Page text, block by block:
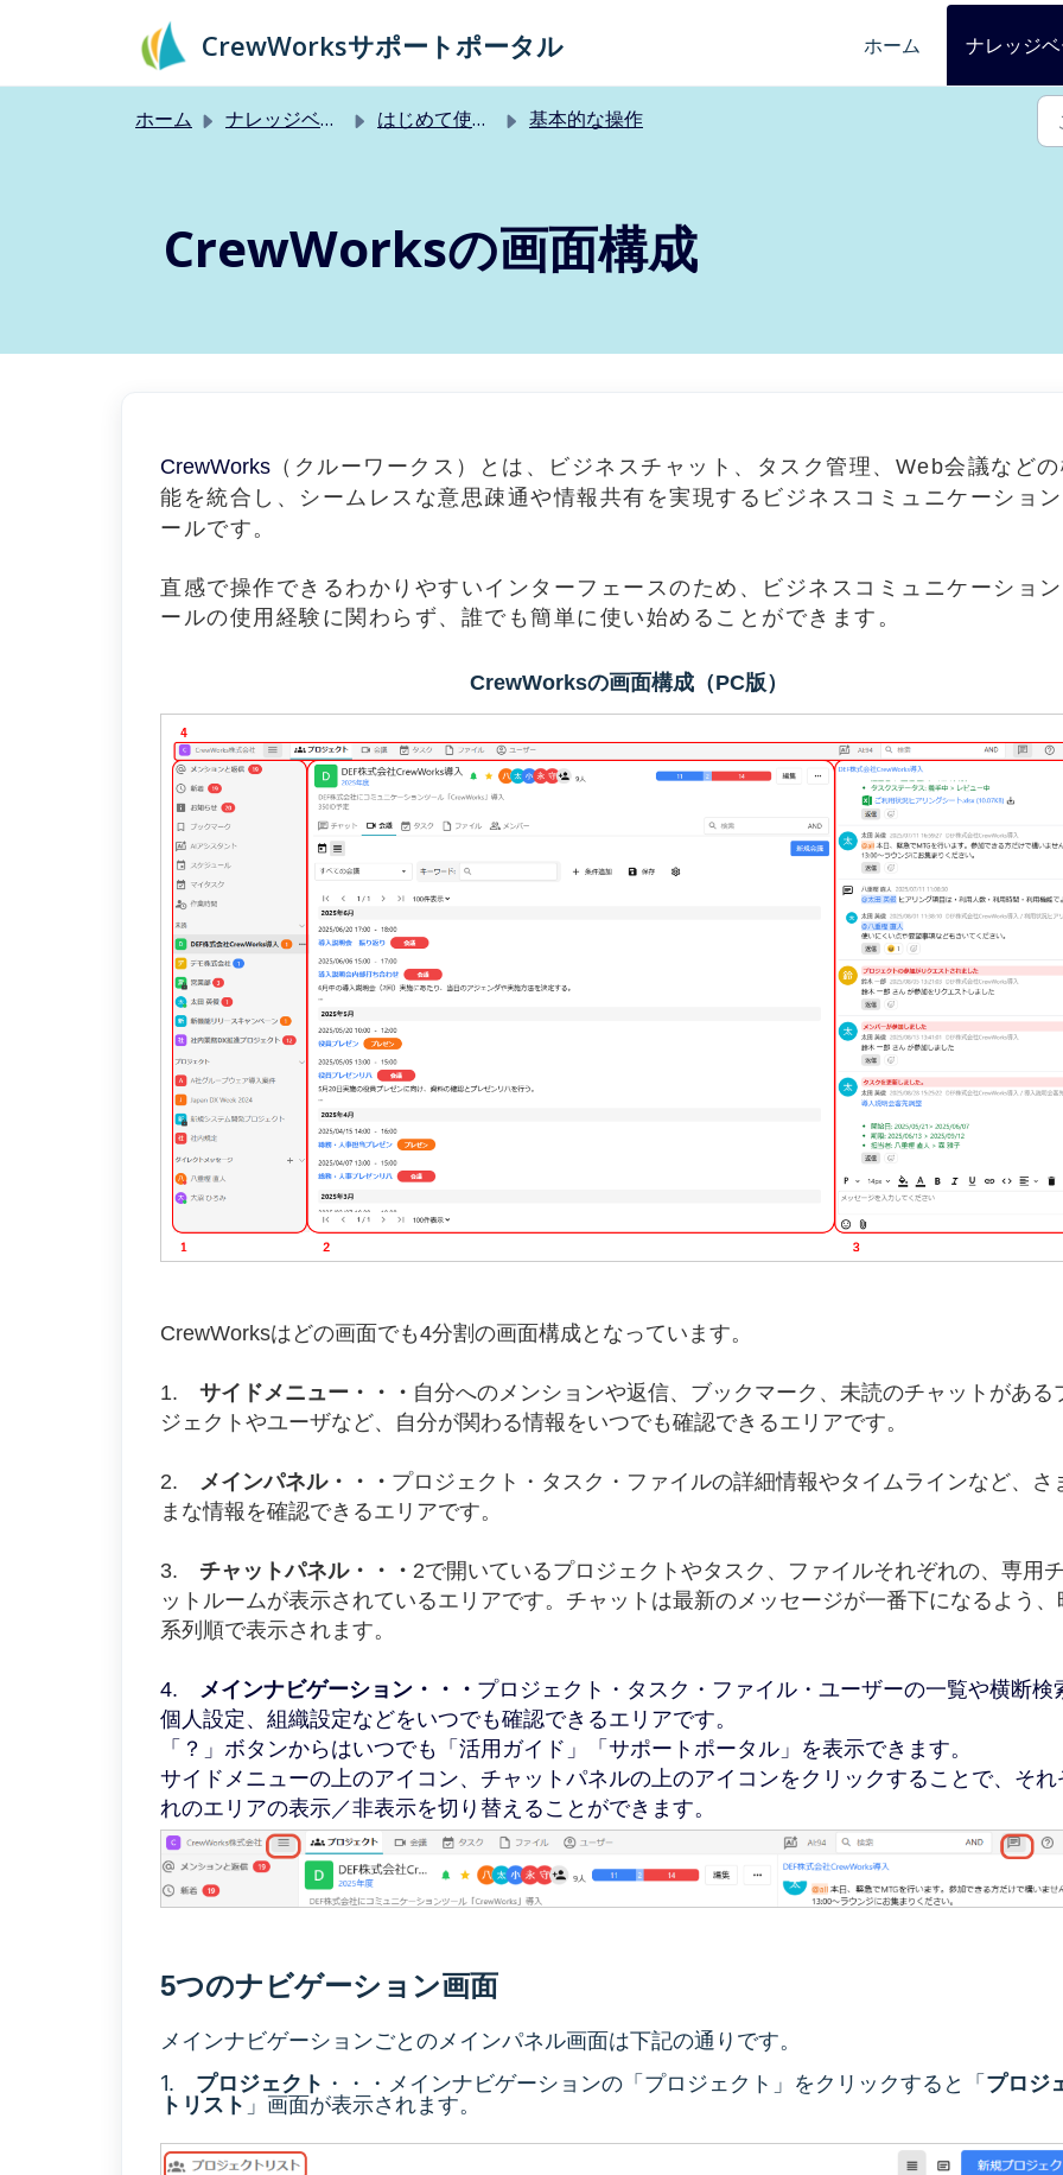
CrewWorksサポートポータル ホーム ナレッジ
ホーム ナレッジベース はじめて使うお客様 基本的な操作
CrewWorksの画面構成
CrewWorks （クルーワークス）とは、ビジネスチャット、タスク管理、Web会議など
能を統合し、シームレスな意思疎通や情報共有を実現するビジネスコミュニケーショ
ールです。
直感で操作できるわかりやすいインターフェースのため、
ビジネスコミュニケーショ
ールの使用経験に関わらず、誰でも簡単に使い始めることができます。
CrewWorksの画面構成（PC版）
CrewWorksはどの画面でも4分割の画面構成となっています。
1. サイドメニュー・・・ 自分へのメンションや返信、ブックマーク、未読のチャットがある
ジェクトやユーザなど、自分が関わる情報をいつでも確認できるエリアです。
2. メインパネル・・・ プロジェクト・タスク・ファイルの詳細情報やタイムラインなど、さ
まな情報を確認できるエリアです。
3. チャットパネル・・・ 2で開いているプロジェクトやタスク、ファイルそれぞれの、専用
ットルームが表示されているエリアです。チャットは最新のメッセージが一番下になるよう、
系列順で表示されます。
4. メインナビゲーション・・・ プロジェクト・タスク・ファイル・ユーザーの一覧や横断検
個人設定、組織設定などをいつでも確認できるエリアです。
「？」ボタンからはいつでも「活用ガイド」「サポートポータル」を表示できます。
サイドメニューの上のアイコン、チャットパネルの上のアイコンをクリックすることで、それ
れのエリアの表示／非表示を切り替えることができます。
5つのナビゲーション画面
メインナビゲーションごとのメインパネル画面は下記の通りです。
1. プロジェクト ・・・メインナビゲーションの「プロジェクト」をクリックすると「プロジ
トリスト 」画面が表示されます。